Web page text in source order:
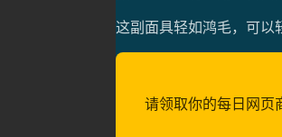
这副面具轻如鸿毛，可以
请领取你的每日网页